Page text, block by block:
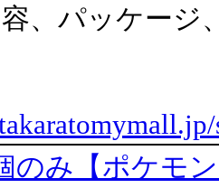
、パッケージ
のみ【ポケモ